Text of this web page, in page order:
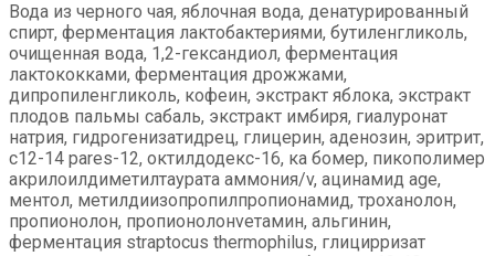
Вода из черного чая, яблочная вода, денатурированный
спирт, ферментация лактобактериями, бутиленгликоль,
очищенная вода, 1,2-гександиол, ферментация
лактококками, ферментация дрожжами,
дипропиленгликоль, кофеин, экстракт яблока, экстракт
плодов пальмы сабаль, экстракт имбиря, гиалуронат
натрия, гидрогенизатидрец, глицерин, аденозин, эритрит,
с12-14 pares-12, октилдодекс-16, ка бомер, пикополимер
акрилоилдиметилтаурата аммония/v, ацинамид age,
ментол, метилдиизопропилпропионамид, троханолон,
пропионолон, пропионолонvетамин, альгинин,
ферментация straptocus thermophilus, глицирризат